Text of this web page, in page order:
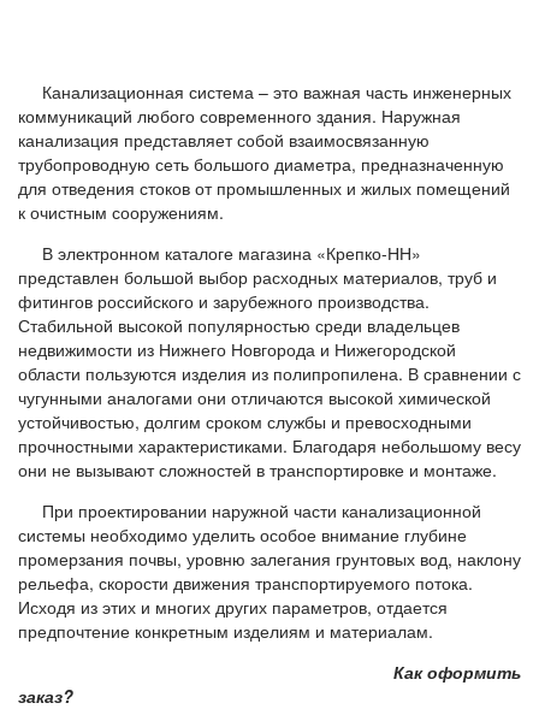
Канализационная система – это важная часть инженерных
коммуникаций любого современного здания. Наружная
канализация представляет собой взаимосвязанную
трубопроводную сеть большого диаметра, предназначенную
для отведения стоков от промышленных и жилых помещений
к очистным сооружениям.
В электронном каталоге магазина «Крепко-НН»
представлен большой выбор расходных материалов, труб и
фитингов российского и зарубежного производства.
Стабильной высокой популярностью среди владельцев
недвижимости из Нижнего Новгорода и Нижегородской
области пользуются изделия из полипропилена. В сравнении с
чугунными аналогами они отличаются высокой химической
устойчивостью, долгим сроком службы и превосходными
прочностными характеристиками. Благодаря небольшому весу
они не вызывают сложностей в транспортировке и монтаже.
При проектировании наружной части канализационной
системы необходимо уделить особое внимание глубине
промерзания почвы, уровню залегания грунтовых вод, наклону
рельефа, скорости движения транспортируемого потока.
Исходя из этих и многих других параметров, отдается
предпочтение конкретным изделиям и материалам.
Как оформить
заказ?